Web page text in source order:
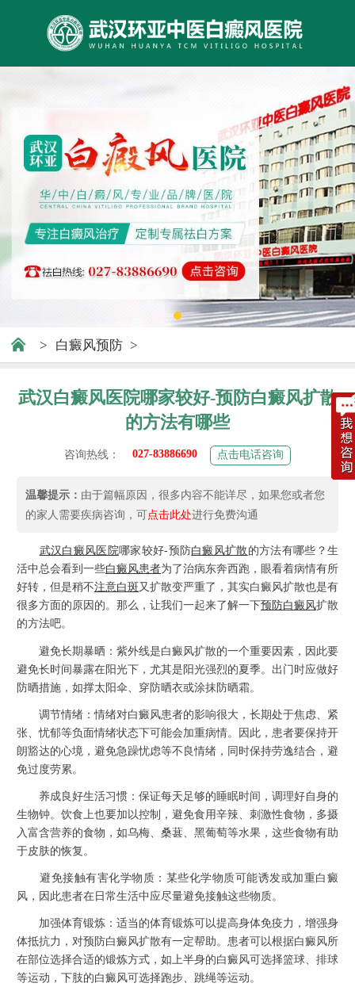
> 白癜风预防 >
武汉白癜风医院哪家较好-预防白癜风扩散
的方法有哪些
咨询热线： 027-83886690 点击电话咨询
温馨提示： 由于篇幅原因，很多内容不能详尽，如果您或者您
的家人需要疾病咨询，可点击此处进行免费沟通
武汉白癜风医院哪家较好-预防白癜风扩散 的方法有哪些？生
活中总会看到一些白癜风患者为了治病东奔西跑，眼看着病情有所
好转，但是稍不注意白斑 又扩散变严重了，其实白癜风扩散也是有
很多方面的原因的。那么，让我们一起来了解一下预防白癜风扩散
的方法吧。
避免长期暴晒：紫外线是白癜风扩散的一个重要因素，因此要
避免长时间暴露在阳光下，尤其是阳光强烈的夏季。出门时应做好
防晒措施，如撑太阳伞、穿防晒衣或涂抹防晒霜。
调节情绪：情绪对白癜风患者的影响很大，长期处于焦虑、紧
张、忧郁等负面情绪状态下可能会加重病情。因此，患者要保持开
朗豁达的心境，避免急躁忧虑等不良情绪，同时保持劳逸结合，避
免过度劳累。
养成良好生活习惯：保证每天足够的睡眠时间，调理好自身的
生物钟。饮食上也要加以控制，避免食用辛辣、刺激性食物，多摄
入富含营养的食物，如乌梅、桑葚、黑葡萄等水果，这些食物有助
于皮肤的恢复。
避免接触有害化学物质：某些化学物质可能诱发或加重白癜
风，因此患者在日常生活中应尽量避免接触这些物质。
加强体育锻炼：适当的体育锻炼可以提高身体免疫力，增强身
体抵抗力，对预防白癜风扩散有一定帮助。患者可以根据白癜风所
在部位选择合适的锻炼方式，如上半身的白癜风可选择篮球、排球
等运动，下肢的白癜风可选择跑步、跳绳等运动。